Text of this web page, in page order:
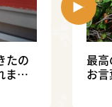
たの
まし
最
お